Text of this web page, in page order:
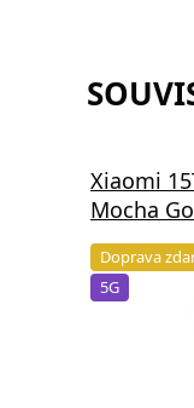
Xiaomi
Mocha
Doprava
5G